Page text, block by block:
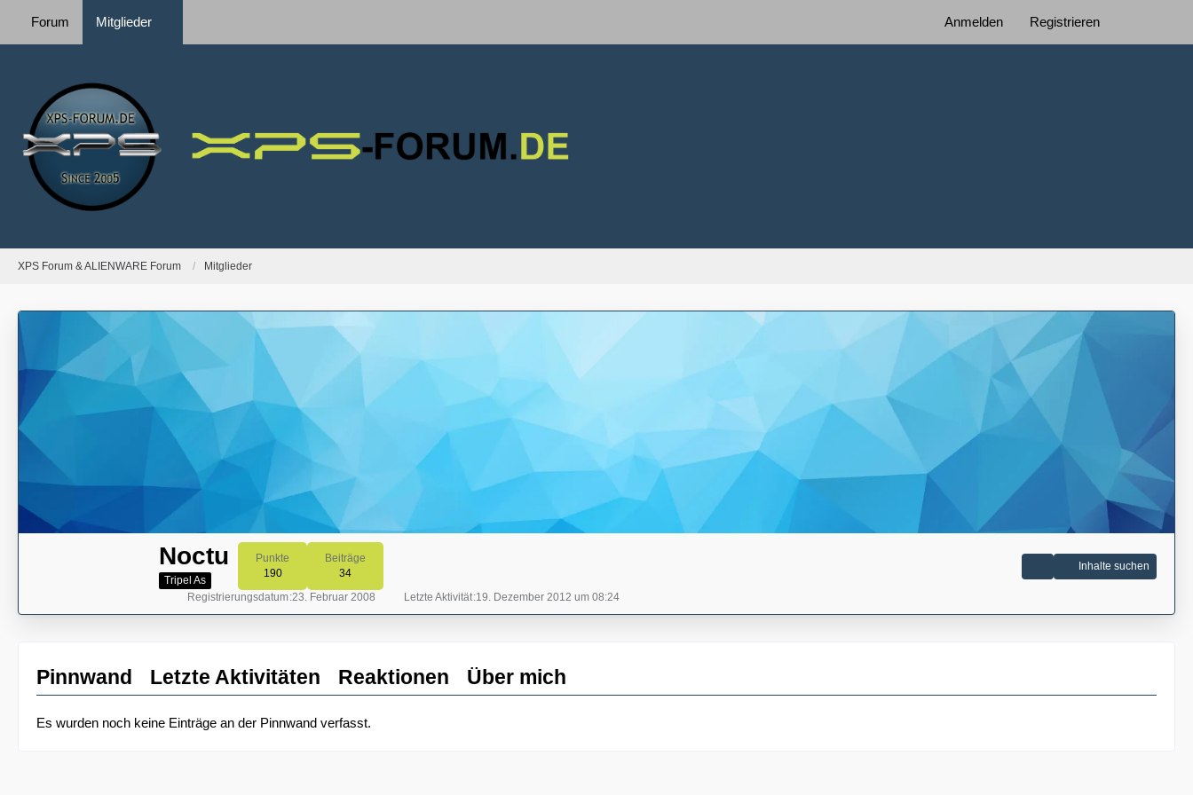
Forum Mitglieder Anmelden Registrieren
XPS Forum & ALIENWARE Forum Mitglieder
Noctu
Tripel As
Punkte
190
Beiträge
34
Inhalte suchen
Registrierungsdatum 23. Februar 2008 Letzte Aktivität 19. Dezember 2012 um 08:24
Pinnwand Letzte Aktivitäten Reaktionen Über mich
Es wurden noch keine Einträge an der Pinnwand verfasst.